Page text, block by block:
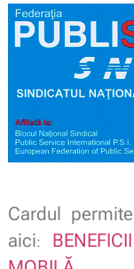
Cardul
aici: BENEFICII